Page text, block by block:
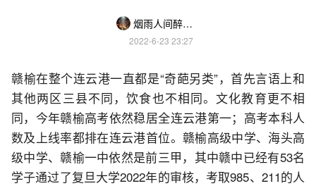
烟雨人间醉相思
2022-6-23 23:27
赣榆在整个连云港一直都是“奇葩另类”，首先言语上和
其他两区三县不同，饮食也不相同。文化教育更不相
同，今年赣榆高考依然稳居全连云港第一；高考本科人
数及上线率都排在连云港首位。赣榆高级中学、海头高
级中学、赣榆一中依然是前三甲，其中赣中已经有53名
学子通过了复旦大学2022年的审核，考取985、211的人